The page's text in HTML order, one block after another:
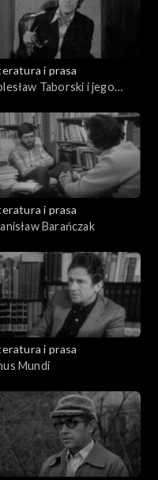
i prasa
Taborski i jego
i prasa
Barańczak
i prasa
Mundi